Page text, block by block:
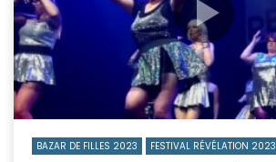
BAZAR DE FILLES 2023 FESTIVAL RÉVÉLATION 2023